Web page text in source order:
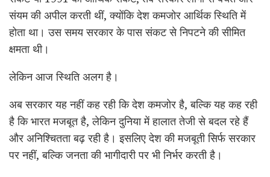
संयम की अपील करती थीं, क्योंकि देश कमजोर आर्थिक स्थिति में
होता था। उस समय सरकार के पास संकट से निपटने की सीमित
क्षमता थी।
लेकिन आज स्थिति अलग है।
अब सरकार यह नहीं कह रही कि देश कमजोर है, बल्कि यह कह रही
है कि भारत मजबूत है, लेकिन दुनिया में हालात तेजी से बदल रहे हैं
और अनिश्चितता बढ़ रही है। इसलिए देश की मजबूती सिर्फ सरकार
पर नहीं, बल्कि जनता की भागीदारी पर भी निर्भर करती है।